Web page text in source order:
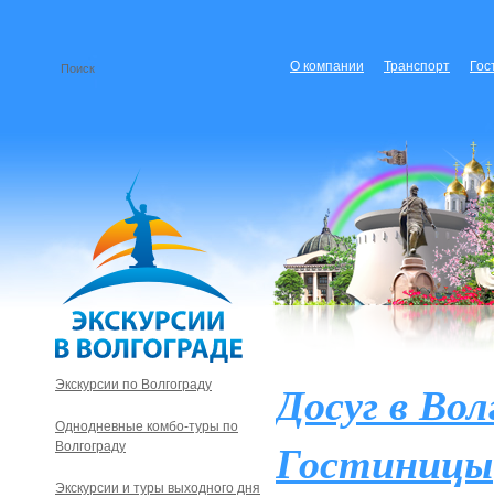
О компании Транспорт
Досуг в
Гостиницы
Экскурсии по Волгограду
Однодневные комбо-туры по
Волгограду
Экскурсии и туры выходного дня